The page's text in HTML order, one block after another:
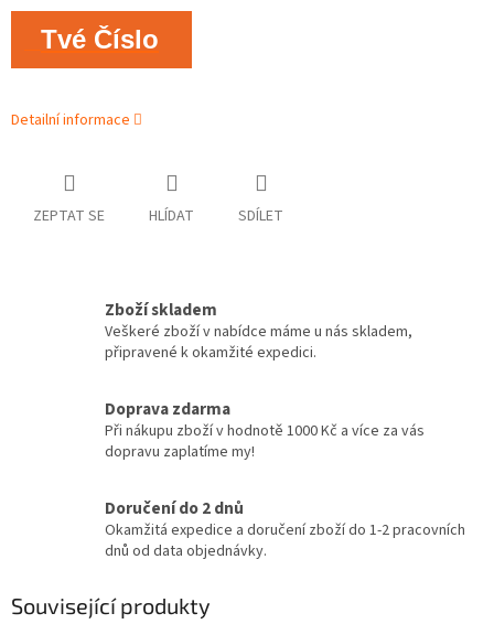
Tvé Číslo
Detailní informace
ZEPTAT SE HLÍDAT SDÍLET
Zboží skladem
Veškeré zboží v nabídce máme u nás skladem,
připravené k okamžité expedici.
Doprava zdarma
Při nákupu zboží v hodnotě 1000 Kč a více za vás
dopravu zaplatíme my!
Doručení do 2 dnů
Okamžitá expedice a doručení zboží do 1-2 pracovních
dnů od data objednávky.
Související produkty